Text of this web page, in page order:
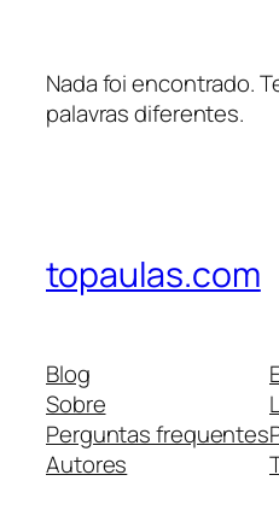
Nada foi encontrado.
palavras diferentes.
topaulas.com
Blog
Sobre
Perguntas frequentes
Autores